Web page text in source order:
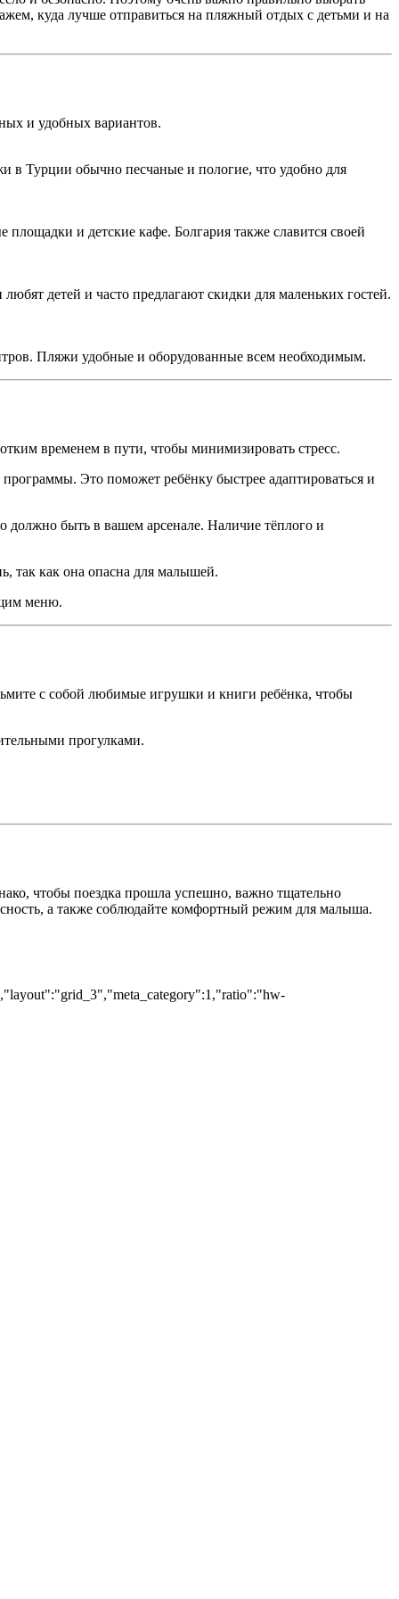
куда лучше отправиться на пляжный отдых с детьми и на
и удобных вариантов.
в Турции обычно песчаные и пологие, что удобно для
и детские кафе. Болгария также славится своей
детей и часто предлагают скидки для маленьких гостей.
Пляжи удобные и оборудованные всем необходимым.
временем в пути, чтобы минимизировать стресс.
Это поможет ребёнку быстрее адаптироваться и
должно быть в вашем арсенале. Наличие тёплого и
так как она опасна для малышей.
меню.
с собой любимые игрушки и книги ребёнка, чтобы
прогулками.
чтобы поездка прошла успешно, важно тщательно
а также соблюдайте комфортный режим для малыша.